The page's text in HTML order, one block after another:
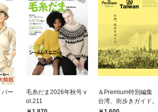
ー
毛糸だま2026年秋号 v
ol.211
＆Premium特別編集
台湾、街歩きガイド。